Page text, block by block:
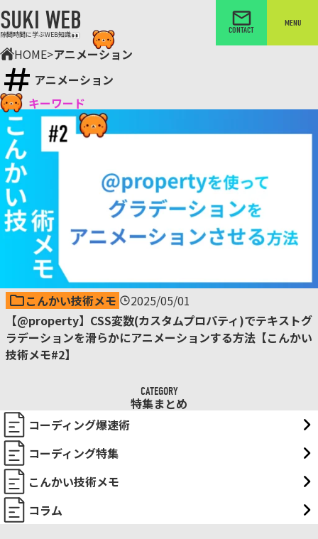
SUKI WEB
隙間時間に学ぶWEB知識 CONTACT
MENU
HOME>アニメーション
アニメーション
キーワード
こんかい技術メモ
2025/05/01
【@property】CSS変数(カスタムプロパティ)でテキストグ
ラデーションを滑らかにアニメーションする方法【こんかい
技術メモ#2】
CATEGORY
特集まとめ
コーディング爆速術
コーディング特集
こんかい技術メモ
コラム